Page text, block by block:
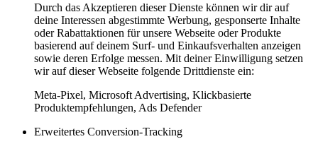
Durch das Akzeptieren dieser Dienste können wir dir auf
deine Interessen abgestimmte Werbung, gesponserte Inhalte
oder Rabattaktionen für unsere Webseite oder Produkte
basierend auf deinem Surf- und Einkaufsverhalten anzeigen
sowie deren Erfolge messen. Mit deiner Einwilligung setzen
wir auf dieser Webseite folgende Drittdienste ein:
Meta-Pixel, Microsoft Advertising, Klickbasierte
Produktempfehlungen, Ads Defender
Erweitertes Conversion-Tracking